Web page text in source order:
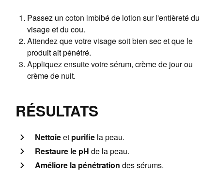
Passez un coton imbibé de lotion sur l'entièreté du
visage et du cou.
Attendez que votre visage soit bien sec et que le
produit ait pénétré.
Appliquez ensuite votre sérum, crème de jour ou
crème de nuit.
RÉSULTATS
Nettoieet purifie la peau.
Restaure le pH de la peau.
Améliore la pénétration des sérums.